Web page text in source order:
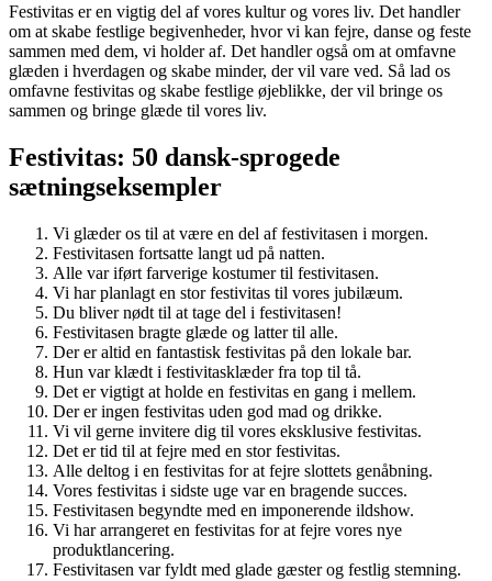
Festivitas er en vigtig del af vores kultur og vores liv. Det handler
om at skabe festlige begivenheder, hvor vi kan fejre, danse og feste
sammen med dem, vi holder af. Det handler også om at omfavne
glæden i hverdagen og skabe minder, der vil vare ved. Så lad os
omfavne festivitas og skabe festlige øjeblikke, der vil bringe os
sammen og bringe glæde til vores liv.
Festivitas: 50 dansk-sprogede
sætningseksempler
Vi glæder os til at være en del af festivitasen i morgen.
Festivitasen fortsatte langt ud på natten.
Alle var iført farverige kostumer til festivitasen.
Vi har planlagt en stor festivitas til vores jubilæum.
Du bliver nødt til at tage del i festivitasen!
Festivitasen bragte glæde og latter til alle.
Der er altid en fantastisk festivitas på den lokale bar.
Hun var klædt i festivitasklæder fra top til tå.
Det er vigtigt at holde en festivitas en gang i mellem.
Der er ingen festivitas uden god mad og drikke.
Vi vil gerne invitere dig til vores eksklusive festivitas.
Det er tid til at fejre med en stor festivitas.
Alle deltog i en festivitas for at fejre slottets genåbning.
Vores festivitas i sidste uge var en bragende succes.
Festivitasen begyndte med en imponerende ildshow.
Vi har arrangeret en festivitas for at fejre vores nye
produktlancering.
Festivitasen var fyldt med glade gæster og festlig stemning.